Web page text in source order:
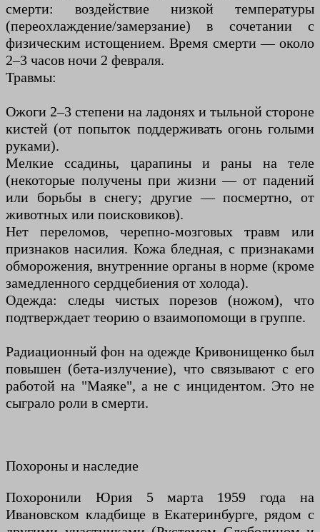
смерти: воздействие низкой температуры
(переохлаждение/замерзание) в сочетании с
физическим истощением. Время смерти — около
2–3 часов ночи 2 февраля.
Травмы:
Ожоги 2–3 степени на ладонях и тыльной стороне
кистей (от попыток поддерживать огонь голыми
руками).
Мелкие ссадины, царапины и раны на теле
(некоторые получены при жизни — от падений
или борьбы в снегу; другие — посмертно, от
животных или поисковиков).
Нет переломов, черепно-мозговых травм или
признаков насилия. Кожа бледная, с признаками
обморожения, внутренние органы в норме (кроме
замедленного сердцебиения от холода).
Одежда: следы чистых порезов (ножом), что
подтверждает теорию о взаимопомощи в группе.
Радиационный фон на одежде Кривонищенко был
повышен (бета-излучение), что связывают с его
работой на "Маяке", а не с инцидентом. Это не
сыграло роли в смерти.
Похороны и наследие
Похоронили Юрия 5 марта 1959 года на
Ивановском кладбище в Екатеринбурге, рядом с